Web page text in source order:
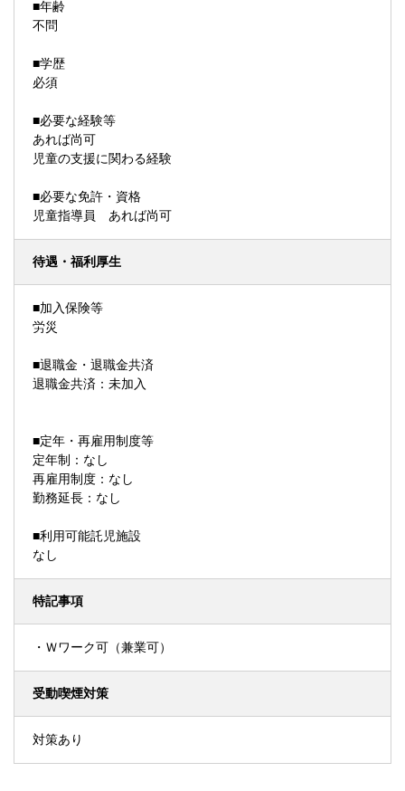
■年齢
不問
■学歴
必須
■必要な経験等
あれば尚可
児童の支援に関わる経験
■必要な免許・資格
児童指導員 あれば尚可
待遇・福利厚生
■加入保険等
労災
■退職金・退職金共済
退職金共済：未加入
■定年・再雇用制度等
定年制：なし
再雇用制度：なし
勤務延長：なし
■利用可能託児施設
なし
特記事項
・Ｗワーク可（兼業可）
受動喫煙対策
対策あり